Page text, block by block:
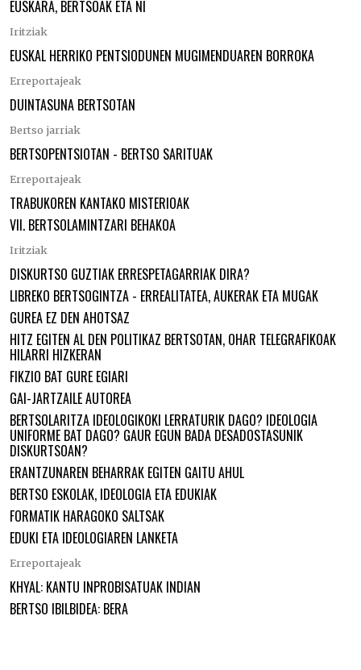
EUSKARA, BERTSOAK ETA NI
Iritziak
EUSKAL HERRIKO PENTSIODUNEN MUGIMENDUAREN BORROKA
Erreportajeak
DUINTASUNA BERTSOTAN
Bertso jarriak
BERTSOPENTSIOTAN - BERTSO SARITUAK
Erreportajeak
TRABUKOREN KANTAKO MISTERIOAK
VII. BERTSOLAMINTZARI BEHAKOA
Iritziak
DISKURTSO GUZTIAK ERRESPETAGARRIAK DIRA?
LIBREKO BERTSOGINTZA - ERREALITATEA, AUKERAK ETA MUGAK
GUREA EZ DEN AHOTSAZ
HITZ EGITEN AL DEN POLITIKAZ BERTSOTAN, OHAR TELEGRAFIKOAK
HILARRI HIZKERAN
FIKZIO BAT GURE EGIARI
GAI-JARTZAILE AUTOREA
BERTSOLARITZA IDEOLOGIKOKI LERRATURIK DAGO? IDEOLOGIA
UNIFORME BAT DAGO? GAUR EGUN BADA DESADOSTASUNIK
DISKURTSOAN?
ERANTZUNAREN BEHARRAK EGITEN GAITU AHUL
BERTSO ESKOLAK, IDEOLOGIA ETA EDUKIAK
FORMATIK HARAGOKO SALTSAK
EDUKI ETA IDEOLOGIAREN LANKETA
Erreportajeak
KHYAL: KANTU INPROBISATUAK INDIAN
BERTSO IBILBIDEA: BERA